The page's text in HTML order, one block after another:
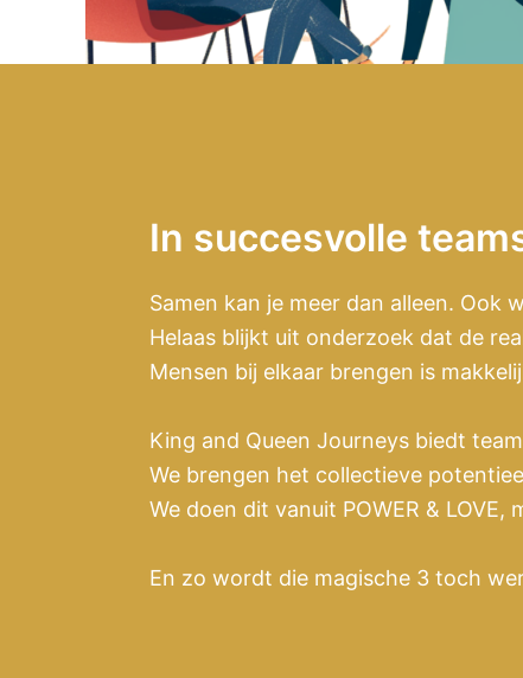
In succesvolle
Samen kan je meer dan alleen. Ook
Helaas blijkt uit onderzoek dat de
Mensen bij elkaar brengen is
King and Queen Journeys biedt
We brengen het collectieve
We doen dit vanuit POWER &
En zo wordt die magische 3 toch